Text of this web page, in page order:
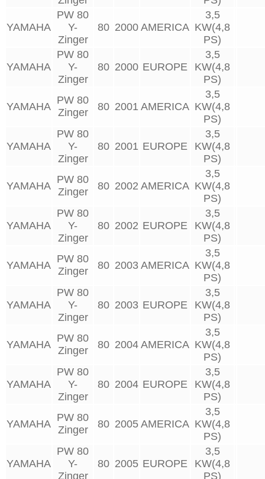
YAMAHA
PW 80
Y-
Zinger
80 2000 AMERICA
3,5
KW(4,8
PS)
YAMAHA
PW 80
Y-
Zinger
80 2000 EUROPE
3,5
KW(4,8
PS)
YAMAHA
PW 80
Zinger
80 2001 AMERICA
3,5
KW(4,8
PS)
YAMAHA
PW 80
Y-
Zinger
80 2001 EUROPE
3,5
KW(4,8
PS)
YAMAHA
PW 80
Zinger
80 2002 AMERICA
3,5
KW(4,8
PS)
YAMAHA
PW 80
Y-
Zinger
80 2002 EUROPE
3,5
KW(4,8
PS)
YAMAHA
PW 80
Zinger
80 2003 AMERICA
3,5
KW(4,8
PS)
YAMAHA
PW 80
Y-
Zinger
80 2003 EUROPE
3,5
KW(4,8
PS)
YAMAHA
PW 80
Zinger
80 2004 AMERICA
3,5
KW(4,8
PS)
YAMAHA
PW 80
Y-
Zinger
80 2004 EUROPE
3,5
KW(4,8
PS)
YAMAHA
PW 80
Zinger
80 2005 AMERICA
3,5
KW(4,8
PS)
YAMAHA
PW 80
Y-
Zinger
80 2005 EUROPE
3,5
KW(4,8
PS)